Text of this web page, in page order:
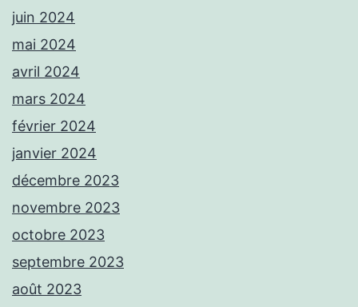
juin 2024
mai 2024
avril 2024
mars 2024
février 2024
janvier 2024
décembre 2023
novembre 2023
octobre 2023
septembre 2023
août 2023